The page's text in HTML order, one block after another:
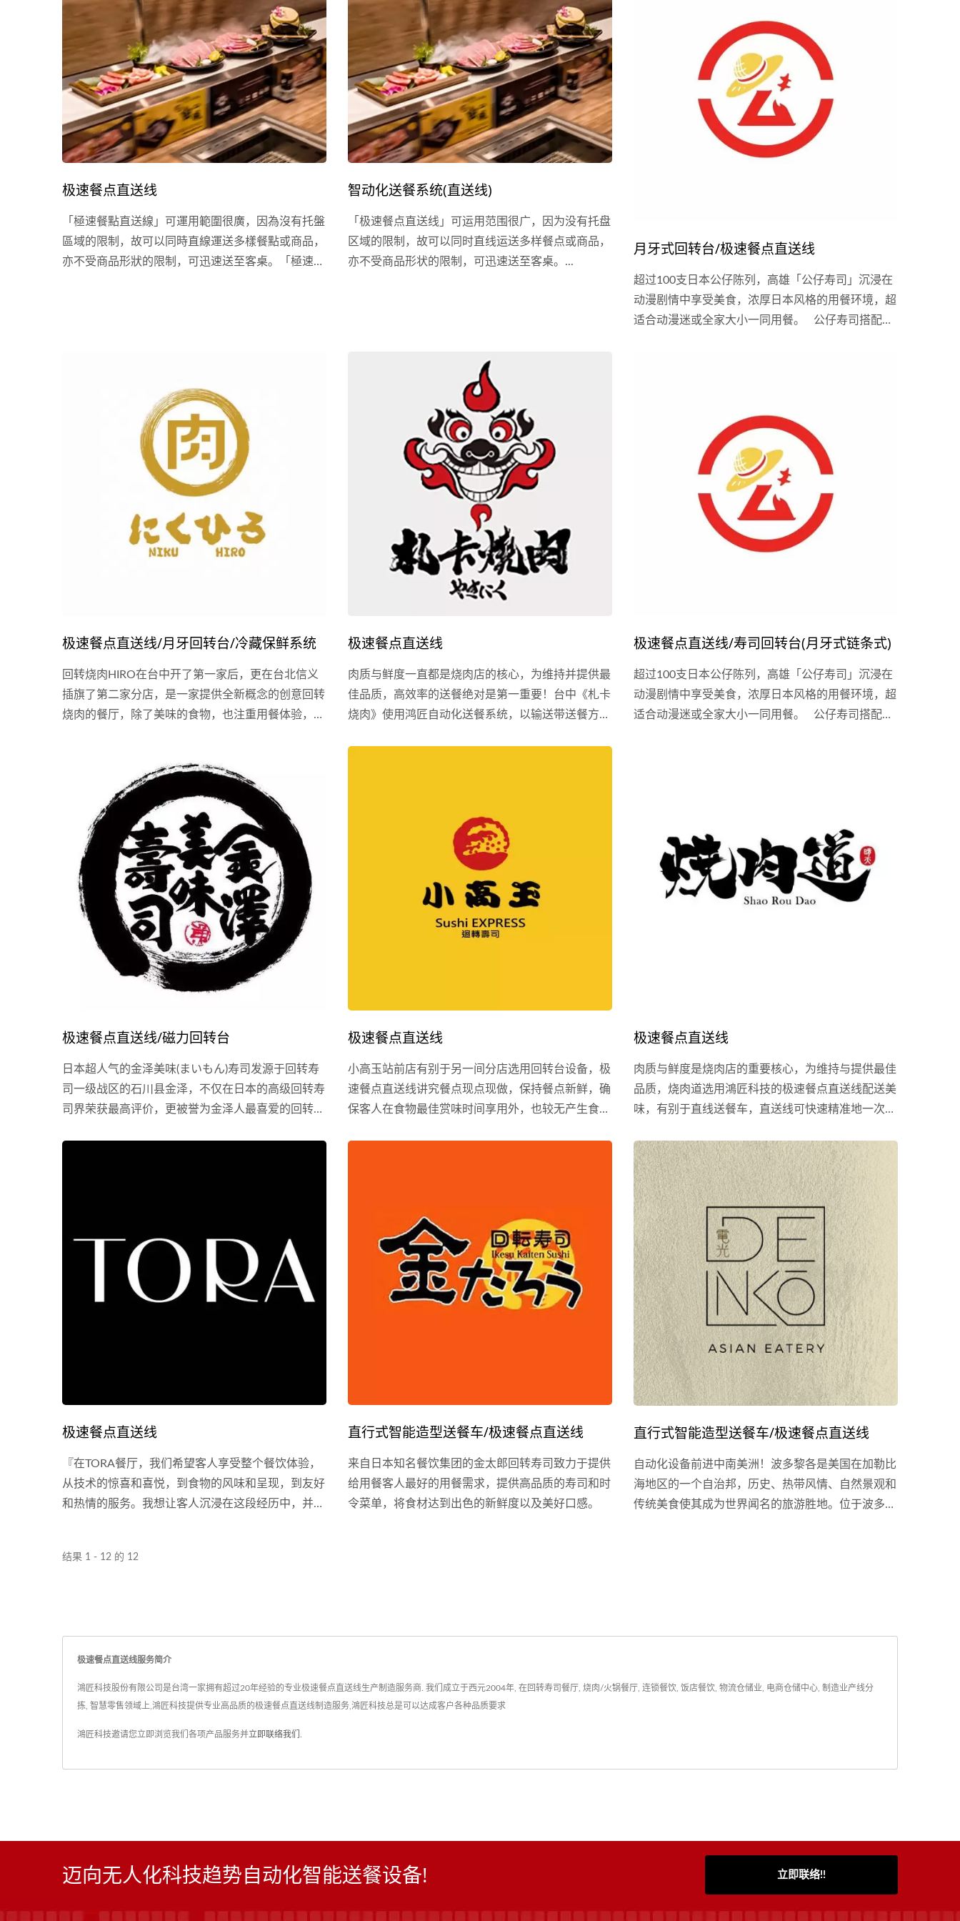
极速餐点直送线
「極速餐點直送線」可運用範圍很廣，因為沒有托盤
區域的限制，故可以同時直線運送多樣餐點或商品，
亦不受商品形狀的限制，可迅速送至客桌。「極速餐
智动化送餐系统(直送线)
「极速餐点直送线」可运用范围很广，因为没有托盘
区域的限制，故可以同时直线运送多样餐点或商品，
亦不受商品形状的限制，可迅速送至客桌。...
月牙式回转台/极速餐点直送线
超过100支日本公仔陈列，高雄「公仔寿司」沉浸在
动漫剧情中享受美食，浓厚日本风格的用餐环境，超
适合动漫迷或全家大小一同用餐。 公仔寿司搭配手
极速餐点直送线/月牙回转台/冷藏保鲜系统
回转烧肉HIRO在台中开了第一家后，更在台北信义
插旗了第二家分店，是一家提供全新概念的创意回转
烧肉的餐厅，除了美味的食物，也注重用餐体验，使
这是一种利用皮带运转来达到快速定位的送餐设备，
是这家餐厅最引人注目的设备之一。它可以根据顾客
在手机内点餐的需求，在回转烧肉带上迅速地运送烤
制肉品到位，让顾客可以轻松地且快速的收取餐点。
极速餐点直送线
肉质与鲜度一直都是烧肉店的核心，为维持并提供最
佳品质，高效率的送餐绝对是第一重要！台中《札卡
烧肉》使用鸿匠自动化送餐系统，以输送带送餐方式
极速餐点直送线/寿司回转台(月牙式链条式)
超过100支日本公仔陈列，高雄「公仔寿司」沉浸在
动漫剧情中享受美食，浓厚日本风格的用餐环境，超
适合动漫迷或全家大小一同用餐。 公仔寿司搭配手
极速餐点直送线/磁力回转台
日本超人气的金泽美味(まいもん)寿司发源于回转寿
司一级战区的石川县金泽，不仅在日本的高级回转寿
司界荣获最高评价，更被誉为金泽人最喜爱的回转寿
极速餐点直送线
小高玉站前店有别于另一间分店选用回转台设备，极
速餐点直送线讲究餐点现点现做，保持餐点新鲜，确
保客人在食物最佳赏味时间享用外，也较无产生食物
洽，省去来回沟通时间，极速餐点直送线几秒内送完
餐点比人力送餐更是快速许多，且速度不会因客人数
量众多而导致疲乏，维持稳定的高速度，进而提高餐
厅步调，人力成本下降之余，效率更是带来业绩提
极速餐点直送线
肉质与鲜度是烧肉店的重要核心，为维持与提供最佳
品质，烧肉道选用鴻匠科技的极速餐点直送线配送美
味，有别于直线送餐车，直送线可快速精准地一次运
载具的大小限制，让配送更加省时又省力！
极速餐点直送线
『在TORA餐厅，我们希望客人享受整个餐饮体验，
从技术的惊喜和喜悦，到食物的风味和呈现，到友好
和热情的服务。我想让客人沉浸在这段经历中，并为
直行式智能造型送餐车/极速餐点直送线
来自日本知名餐饮集团的金太郎回转寿司致力于提供
给用餐客人最好的用餐需求，提供高品质的寿司和时
令菜单，将食材达到出色的新鲜度以及美好口感。
直行式智能造型送餐车/极速餐点直送线
自动化设备前进中南美洲！波多黎各是美国在加勒比
海地区的一个自治邦，历史、热带风情、自然景观和
传统美食使其成为世界闻名的旅游胜地。位于波多黎
结果 1 - 12 的 12
极速餐点直送线服务简介
鴻匠科技股份有限公司是台湾一家拥有超过20年经验的专业极速餐点直送线生产制造服务商. 我们成立于西元2004年, 在回转寿司餐厅, 烧肉/火锅餐厅, 连锁餐饮, 饭店餐饮, 物流仓储业, 电商仓储中心, 制造业产线分
拣, 智慧零售领域上,鴻匠科技提供专业高品质的极速餐点直送线制造服务,鴻匠科技总是可以达成客户各种品质要求
鴻匠科技邀请您立即浏览我们各项产品服务并立即联络我们
迈向无人化科技趋势自动化智能送餐设备! 立即联络!!